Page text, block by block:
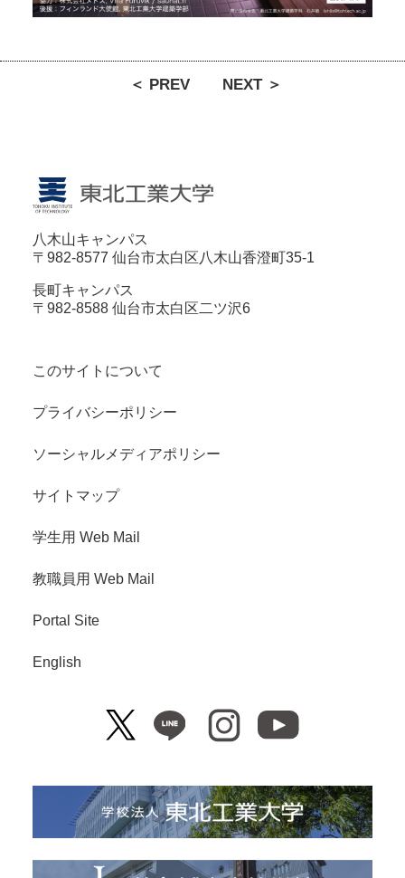
＜ PREV NEXT ＞
八木山キャンパス
〒982-8577 仙台市太白区八木山香澄町35-1
長町キャンパス
〒982-8588 仙台市太白区二ツ沢6
このサイトについて
プライバシーポリシー
ソーシャルメディアポリシー
サイトマップ
学生用 Web Mail
教職員用 Web Mail
Portal Site
English